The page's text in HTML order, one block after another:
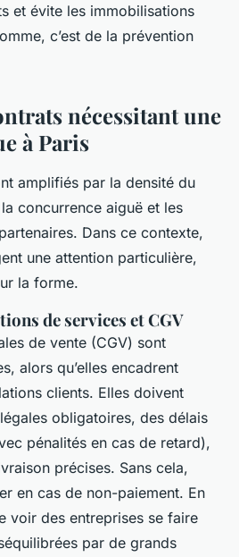
et évite les immobilisations
c’est de la prévention
nécessitant une
à Paris
amplifiés par la densité du
concurrence aiguë et les
Dans ce contexte,
une attention particulière,
la forme.
de services et CGV
de vente (CGV) sont
alors qu’elles encadrent
clients. Elles doivent
obligatoires, des délais
pénalités en cas de retard),
précises. Sans cela,
en cas de non-paiement. En
voir des entreprises se faire
par de grands